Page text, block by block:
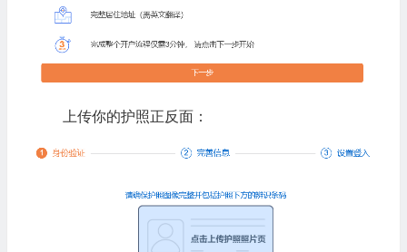
上传你的护照正反面：